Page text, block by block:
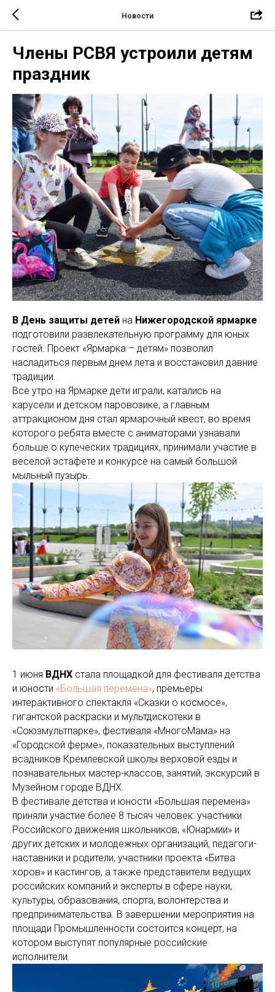
Новости
Члены РСВЯ устроили детям
праздник
В День защиты детей на Нижегородской ярмарке
подготовили развлекательную программу для юных
гостей. Проект «Ярмарка – детям» позволил
насладиться первым днем лета и восстановил давние
традиции.
Все утро на Ярмарке дети играли, катались на
карусели и детском паровозике, а главным
аттракционом дня стал ярмарочный квест, во время
которого ребята вместе с аниматорами узнавали
больше о купеческих традициях, принимали участие в
веселой эстафете и конкурсе на самый большой
мыльный пузырь.
1 июня ВДНХ стала площадкой для фестиваля детства
и юности «Большая перемена», премьеры
интерактивного спектакля «Сказки о космосе»,
гигантской раскраски и мультдискотеки в
«Союзмультпарке», фестиваля «МногоМама» на
«Городской ферме», показательных выступлений
всадников Кремлевской школы верховой езды и
познавательных мастер-классов, занятий, экскурсий в
Музейном городе ВДНХ.
В фестивале детства и юности «Большая перемена»
приняли участие более 8 тысяч человек: участники
Российского движения школьников, «Юнармии» и
других детских и молодежных организаций, педагоги-
наставники и родители, участники проекта «Битва
хоров» и кастингов, а также представители ведущих
российских компаний и эксперты в сфере науки,
культуры, образования, спорта, волонтерства и
предпринимательства. В завершении мероприятия на
площади Промышленности состоится концерт, на
котором выступят популярные российские
исполнители.